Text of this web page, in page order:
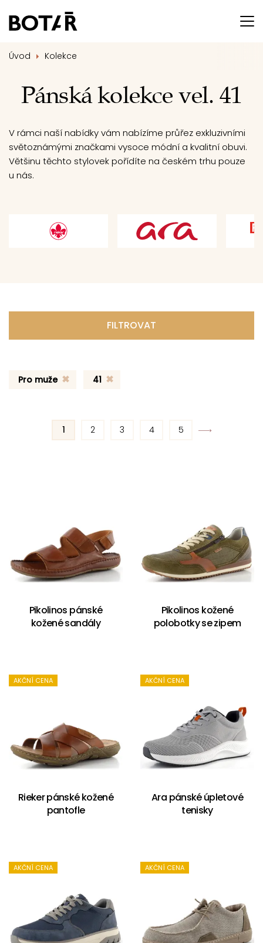
Úvod Kolekce
Pánská kolekce vel. 41
V rámci naší nabídky vám nabízíme průřez exkluzivními
světoznámými značkami vysoce módní a kvalitní obuvi.
Většinu těchto stylovek pořídíte na českém trhu pouze
u nás.
FILTROVAT
Pro muže 41
1 2 3 4 5
Pikolinos pánské
kožené sandály
Pikolinos kožené
polobotky se zipem
AKČNÍ CENA
Rieker pánské kožené
pantofle
AKČNÍ CENA
Ara pánské úpletové
tenisky
AKČNÍ CENA AKČNÍ CENA